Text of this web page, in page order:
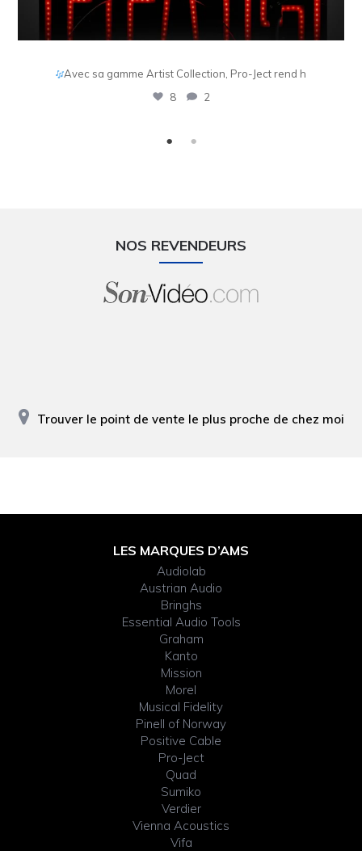
Alerte nouveauté
Journée de lancement des très
LES MARQUES D’AMS
Audiolab
Austrian Audio
Bringhs
Essential Audio Tools
Graham
Kanto
Mission
Morel
Musical Fidelity
Pinell of Norway
Positive Cable
Pro-Ject
Quad
Sumiko
Verdier
Vienna Acoustics
Vifa